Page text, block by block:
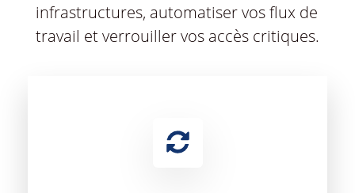
infrastructures, automatiser vos flux de
travail et verrouiller vos accès critiques.